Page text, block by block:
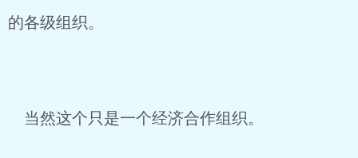
的各级组织。
当然这个只是一个经济合作组织。